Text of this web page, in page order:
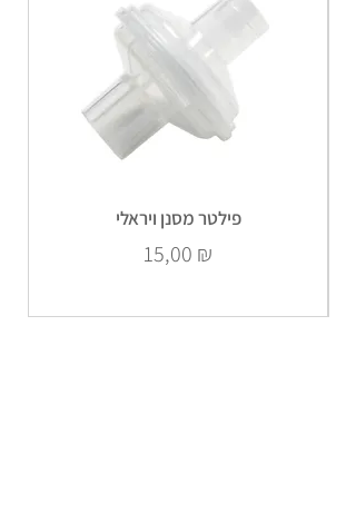
פילטר מסנן ויראלי
Prix
15,00 ₪